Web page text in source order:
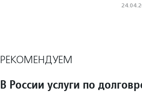
РЕКОМЕНДУЕМ
В России услуги по